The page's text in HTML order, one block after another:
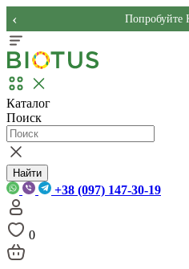
Попробуйте
‹
Каталог
Поиск
Найти
+38 (097) 147-30-19
0